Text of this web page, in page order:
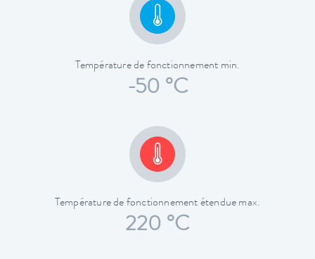
Température de fonctionnement min.
-50 °C
Température de fonctionnement étendue max.
220 °C